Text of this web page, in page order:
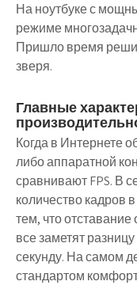
На ноутбуке с
режиме
Пришло время
зверя.
Главные
Когда в Интернете
либо аппаратной
сравнивают FPS. В
количество кадров
тем, что отставание
все заметят
секунду. На самом
стандартом